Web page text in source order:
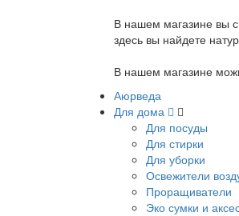
В нашем магазине вы
здесь вы найдете
В нашем магазине
Аюрведа
Для дома
Для посуды
Для стирки
Для уборки
Освежители
Проращиватели
Эко сумки и